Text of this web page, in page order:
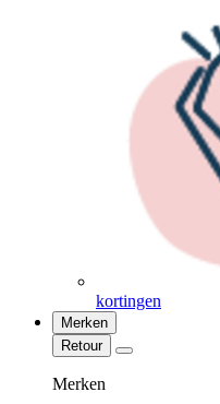
kortingen
Merken
Retour
Merken